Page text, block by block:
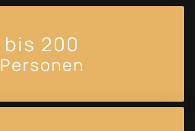
bis 200
Personen